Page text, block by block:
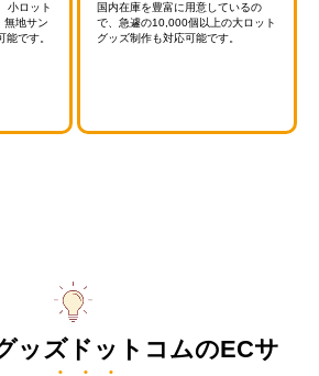
小ロット
無地サン
です。
国内在庫を豊富に用意しているの
で、急遽の10,000個以上の大ロット
グッズ制作も対応可能です。
ッズドットコムのECサ